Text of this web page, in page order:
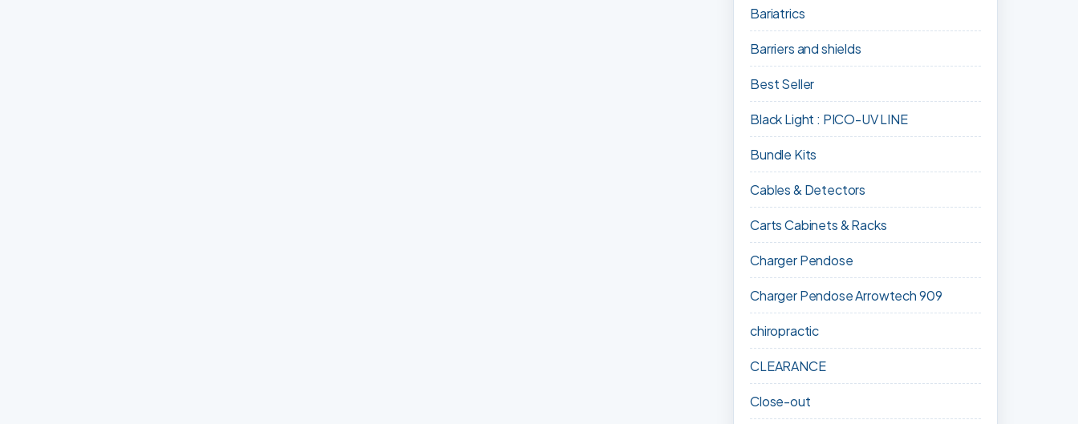
Bariatrics
Barriers and shields
Best Seller
Black Light : PICO-UV LINE
Bundle Kits
Cables & Detectors
Carts Cabinets & Racks
Charger Pendose
Charger Pendose Arrowtech 909
chiropractic
CLEARANCE
Close-out